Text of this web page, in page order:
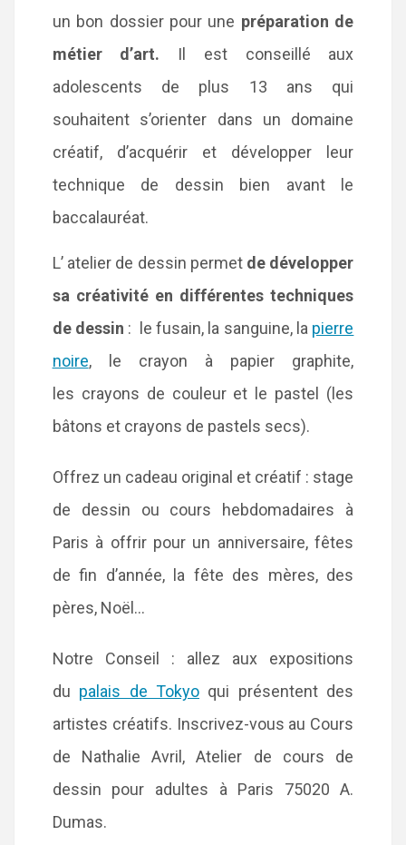
un bon dossier pour une préparation de
métier d’art. Il est conseillé aux
adolescents de plus 13 ans qui
souhaitent s’orienter dans un domaine
créatif, d’acquérir et développer leur
technique de dessin bien avant le
baccalauréat.
L’ atelier de dessin permet de développer
sa créativité en différentes techniques
de dessin : le fusain, la sanguine, la pierre
noire, le crayon à papier graphite,
les crayons de couleur et le pastel (les
bâtons et crayons de pastels secs).
Offrez un cadeau original et créatif : stage
de dessin ou cours hebdomadaires à
Paris à offrir pour un anniversaire, fêtes
de fin d’année, la fête des mères, des
pères, Noël…
Notre Conseil : allez aux expositions
du palais de Tokyo qui présentent des
artistes créatifs. Inscrivez-vous au Cours
de Nathalie Avril, Atelier de cours de
dessin pour adultes à Paris 75020 A.
Dumas.